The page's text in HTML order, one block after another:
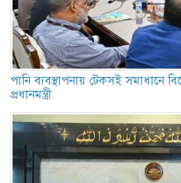
পানি ব্যবস্থাপনায় টেকসই সমাধানে
প্রধানমন্ত্রী